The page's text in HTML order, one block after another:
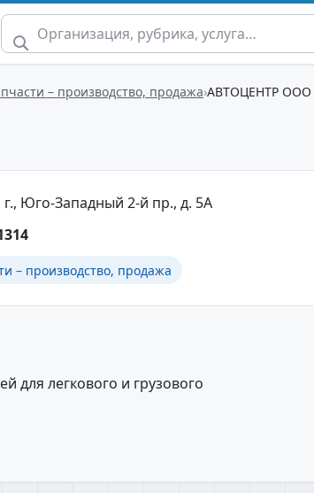
– производство, продажа АВТОЦЕНТР ООО
Юго-Западный 2-й пр., д. 5А
– производство, продажа
для легкового и грузового